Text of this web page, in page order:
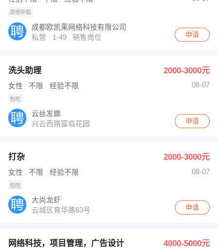
其他补贴
成都欧凯莱网络科技有限公司
私营
1-49 销售岗位 申请
洗头助理 2000-3000元
女性 不限 经验不限 08-07
包吃
云丝发廊
兴云西路富临花园
申请
打杂 2000-3000元
女性 不限 经验不限 08-07
包吃
大尚龙虾
云城区育华路63号
申请
网络科技，项目管理，广告设计 4000-5000元